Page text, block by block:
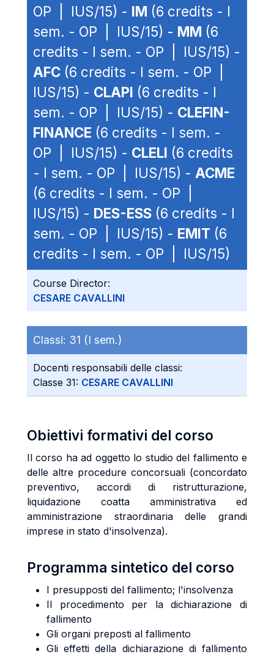
OP | IUS/15) - IM (6 credits - I
sem. - OP | IUS/15) - MM (6
credits - I sem. - OP | IUS/15) -
AFC (6 credits - I sem. - OP |
IUS/15) - CLAPI (6 credits - I
sem. - OP | IUS/15) - CLEFIN-
FINANCE (6 credits - I sem. -
OP | IUS/15) - CLELI (6 credits
- I sem. - OP | IUS/15) - ACME
(6 credits - I sem. - OP |
IUS/15) - DES-ESS (6 credits - I
sem. - OP | IUS/15) - EMIT (6
credits - I sem. - OP | IUS/15)
Course Director:
CESARE CAVALLINI
Classi: 31 (I sem.)
Docenti responsabili delle classi:
Classe 31: CESARE CAVALLINI
Obiettivi formativi del corso
Il corso ha ad oggetto lo studio del fallimento e
delle altre procedure concorsuali (concordato
preventivo, accordi di ristrutturazione,
liquidazione coatta amministrativa ed
amministrazione straordinaria delle grandi
imprese in stato d'insolvenza).
Programma sintetico del corso
I presupposti del fallimento; l'insolvenza
Il procedimento per la dichiarazione di
fallimento
Gli organi preposti al fallimento
Gli effetti della dichiarazione di fallimento